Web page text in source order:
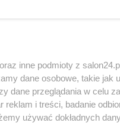
inne podmioty z
dane osobowe, takie jak
dane przeglądania w celu
i treści, badanie
używać dokładnych